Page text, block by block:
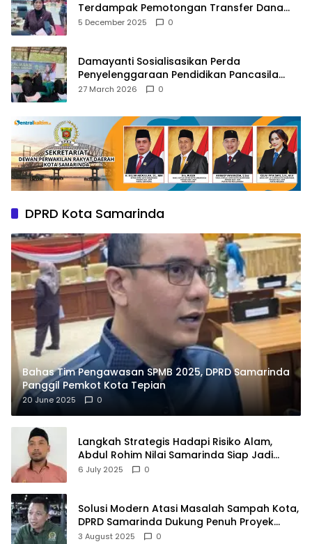
Terdampak Pemotongan Transfer Dana
Pusat
5 December 2025 0
Damayanti Sosialisasikan Perda
Penyelenggaraan Pendidikan Pancasila
dan Wawasan Kebangsaan
27 March 2026 0
DPRD Kota Samarinda
Bahas Tim Pengawasan SPMB 2025, DPRD Samarinda
Panggil Pemkot Kota Tepian
20 June 2025 0
Langkah Strategis Hadapi Risiko Alam,
Abdul Rohim Nilai Samarinda Siap Jadi
Pusat Logistik Bencana Kalimantan
6 July 2025 0
Solusi Modern Atasi Masalah Sampah Kota,
DPRD Samarinda Dukung Penuh Proyek
PLTSA
3 August 2025 0